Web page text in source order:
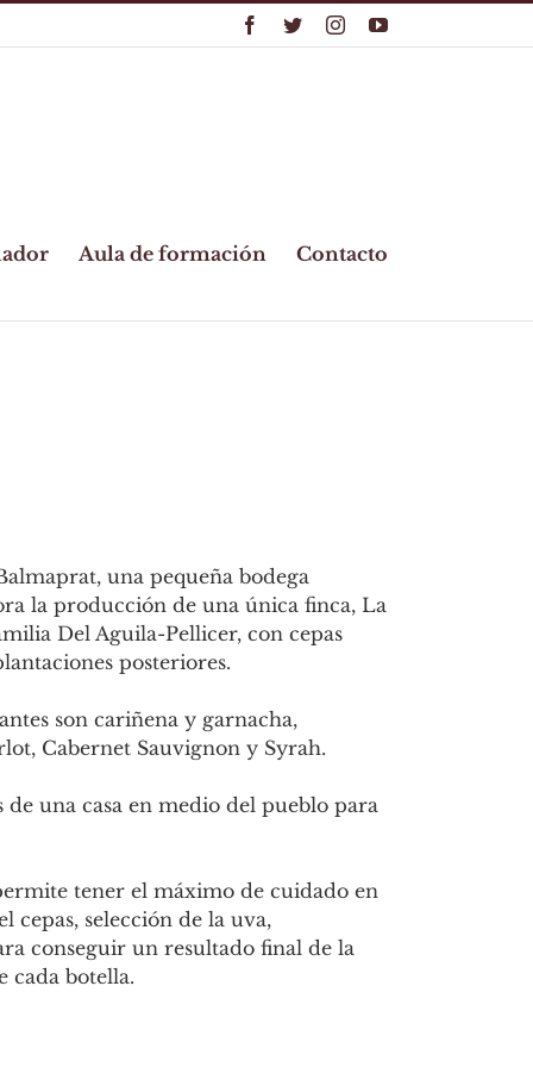
Facebook
TwitterInstagramYouTube
Aula de formación Contacto
una pequeña bodega
la producción de una única finca, La
Del Aguila-Pellicer, con cepas
posteriores.
son cariñena y garnacha,
Cabernet Sauvignon y Syrah.
de una casa en medio del pueblo para
tener el máximo de cuidado en
cepas, selección de la uva,
conseguir un resultado final de la
cada botella.